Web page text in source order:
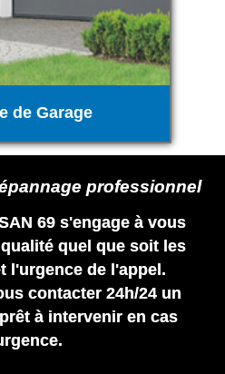
de Garage
professionnel
69 s'engage à vous
quel que soit les
l'urgence de l'appel.
contacter 24h/24 un
à intervenir en cas